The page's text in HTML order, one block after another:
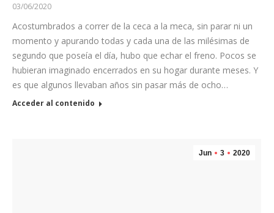
03/06/2020
Acostumbrados a correr de la ceca a la meca, sin parar ni un
momento y apurando todas y cada una de las milésimas de
segundo que poseía el día, hubo que echar el freno. Pocos se
hubieran imaginado encerrados en su hogar durante meses. Y
es que algunos llevaban años sin pasar más de ocho…
Acceder al contenido
Jun 3 2020